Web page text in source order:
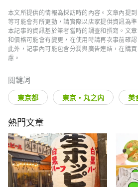
城、花季、島嶼、海味
四季風物詩》
本文所提供的情報為採訪時的內容。文章內提
等可能會有所更動，請實際以店家提供資訊為準
本記事的資訊基於筆者當時的調查和撰寫。文
和價格可能會有變更，在使用時請再次事前確認
此外，記事內可能包含分潤與廣告連結，在購
慮。
關鍵詞
東京都 東京・丸之内 美
熱門文章